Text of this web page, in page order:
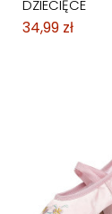
DZIECIĘCE
34,99 zł